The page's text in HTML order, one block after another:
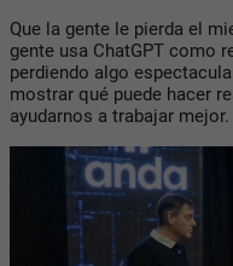
Que la gente le pierda el
gente usa ChatGPT como
perdiendo algo
mostrar qué puede hacer
ayudarnos a trabajar mejor.